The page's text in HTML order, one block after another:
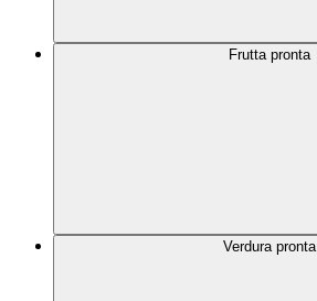
Frutta pronta
Verdura pronta